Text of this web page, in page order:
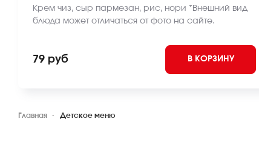
Крем чиз, сыр пармезан, рис, нори *Внешний вид
блюда может отличаться от фото на сайте.
79 руб В КОРЗИНУ
Главная Детское меню